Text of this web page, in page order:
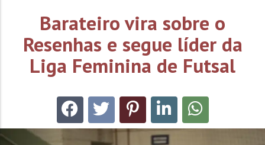
Barateiro vira sobre o
Resenhas e segue líder da
Liga Feminina de Futsal